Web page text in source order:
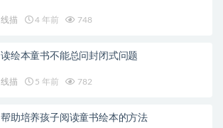
线描 4 年前 748
读绘本童书不能总问封闭式问题
线描 5 年前 782
帮助培养孩子阅读童书绘本的方法